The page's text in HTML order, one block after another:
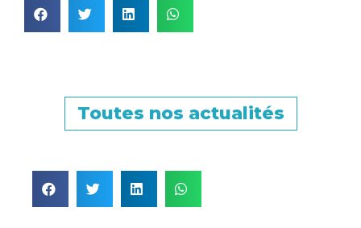
Toutes nos actualités